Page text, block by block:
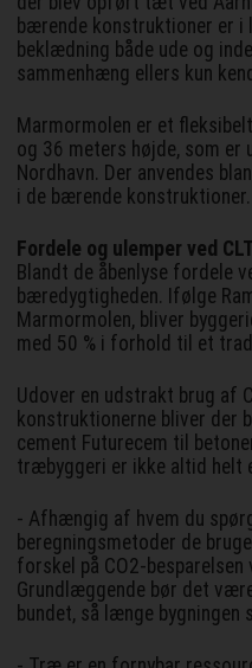
bærende konstruktioner er
beklædning både ude og
sammenhæng ellers kun
Marmormolen er et
og 36 meters højde, som er
Nordhavn. Der anvendes
i de bærende konstruktioner.
Fordele og ulemper ved
Blandt de åbenlyse fordele
bæredygtigheden. Ifølge
Marmormolen, bliver
med 50 % i forhold til et
Udover en udstrakt brug af
konstruktionerne bliver der
cement Futurecem til
træbyggeri er ikke altid helt
- Afhængig af hvem du
beregningsmetoder de
forskel på CO2-
Grundlæggende bør det
bundet, så længe bygningen